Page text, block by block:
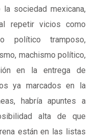
sociedad mexicana,
repetir vicios como
político tramposo,
machismo político,
en la entrega de
ya marcados en la
habría apuntes a
alta de que
están en las listas